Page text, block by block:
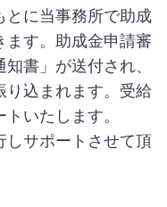
とに当事務所で助成
ます。助成金申請審
書」が送付され、
り込まれます。受給
いたします。
しサポートさせて頂